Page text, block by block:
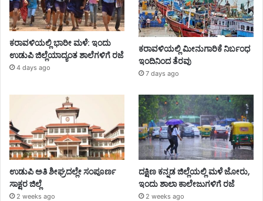
ಕರಾವಳಿಯಲ್ಲಿ ಭಾರೀ ಮಳೆ: ಇಂದು
ಉಡುಪಿ ಜಿಲ್ಲೆಯಾದ್ಯಂತ ಶಾಲೆಗಳಿಗೆ ರಜೆ
4 days ago
ಕರಾವಳಿಯಲ್ಲಿ ಮೀನುಗಾರಿಕೆ ನಿರ್ಬಂಧ
ಇಂದಿನಿಂದ ತೆರವು
7 days ago
ಉಡುಪಿ ಅತಿ ಶೀಘ್ರದಲ್ಲೇ ಸಂಪೂರ್ಣ
ಸಾಕ್ಷರ ಜಿಲ್ಲೆ
2 weeks ago
ದಕ್ಷಿಣ ಕನ್ನಡ ಜಿಲ್ಲೆಯಲ್ಲಿ ಮಳೆ ಜೋರು,
ಇಂದು ಶಾಲಾ ಕಾಲೇಜುಗಳಿಗೆ ರಜೆ
2 weeks ago